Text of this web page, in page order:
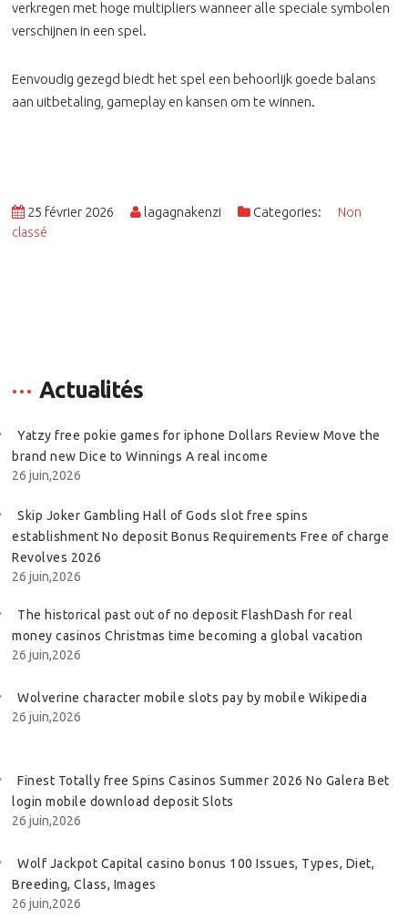
verkregen met hoge multipliers wanneer alle speciale symbolen
verschijnen in een spel.
Eenvoudig gezegd biedt het spel een behoorlijk goede balans
aan uitbetaling, gameplay en kansen om te winnen.
25 février 2026 lagagnakenzi Categories:
Non
classé
Actualités
Yatzy free pokie games for iphone Dollars Review Move the
brand new Dice to Winnings A real income
26 juin,2026
Skip Joker Gambling Hall of Gods slot free spins
establishment No deposit Bonus Requirements Free of charge
Revolves 2026
26 juin,2026
The historical past out of no deposit FlashDash for real
money casinos Christmas time becoming a global vacation
26 juin,2026
Wolverine character mobile slots pay by mobile Wikipedia
26 juin,2026
Finest Totally free Spins Casinos Summer 2026 No Galera Bet
login mobile download deposit Slots
26 juin,2026
Wolf Jackpot Capital casino bonus 100 Issues, Types, Diet,
Breeding, Class, Images
26 juin,2026